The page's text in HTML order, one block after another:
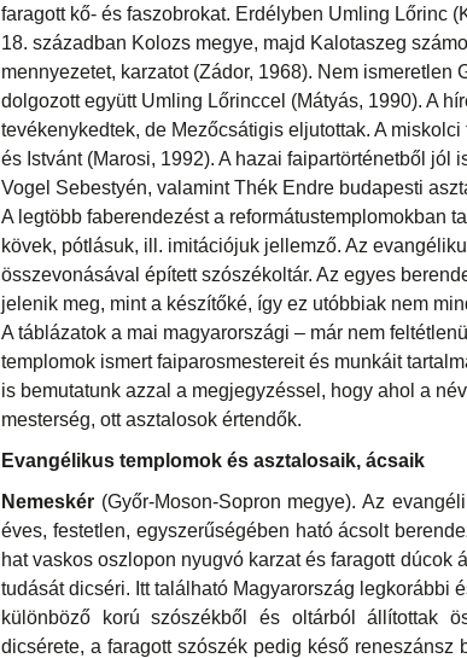
faragott kő- és faszobrokat. Erdélyben Umling Lőrinc
18. században Kolozs megye, majd Kalotaszeg
mennyezetet, karzatot (Zádor, 1968). Nem
dolgozott együtt Umling Lőrinccel (Mátyás, 1990). A
tevékenykedtek, de Mezőcsátigis eljutottak. A
és Istvánt (Marosi, 1992). A hazai faipartörténetből jól
Vogel Sebestyén, valamint Thék Endre budapesti
A legtöbb faberendezést a reformátustemplomokban
kövek, pótlásuk, ill. imitációjuk jellemző. Az
összevonásával épített szószékoltár. Az egyes
jelenik meg, mint a készítőké, így ez utóbbiak nem
A táblázatok a mai magyarországi – már nem
templomok ismert faiparosmestereit és munkáit
is bemutatunk azzal a megjegyzéssel, hogy ahol a
mesterség, ott asztalosok értendők.
Evangélikus templomok és asztalosaik, ácsaik
Nemeskér (Győr-Moson-Sopron megye). Az
éves, festetlen, egyszerűségében ható ácsolt
hat vaskos oszlopon nyugvó karzat és faragott dúcok
tudását dicséri. Itt található Magyarország legkorábbi
különböző korú szószékből és oltárból állítottak
dicsérete, a faragott szószék pedig késő